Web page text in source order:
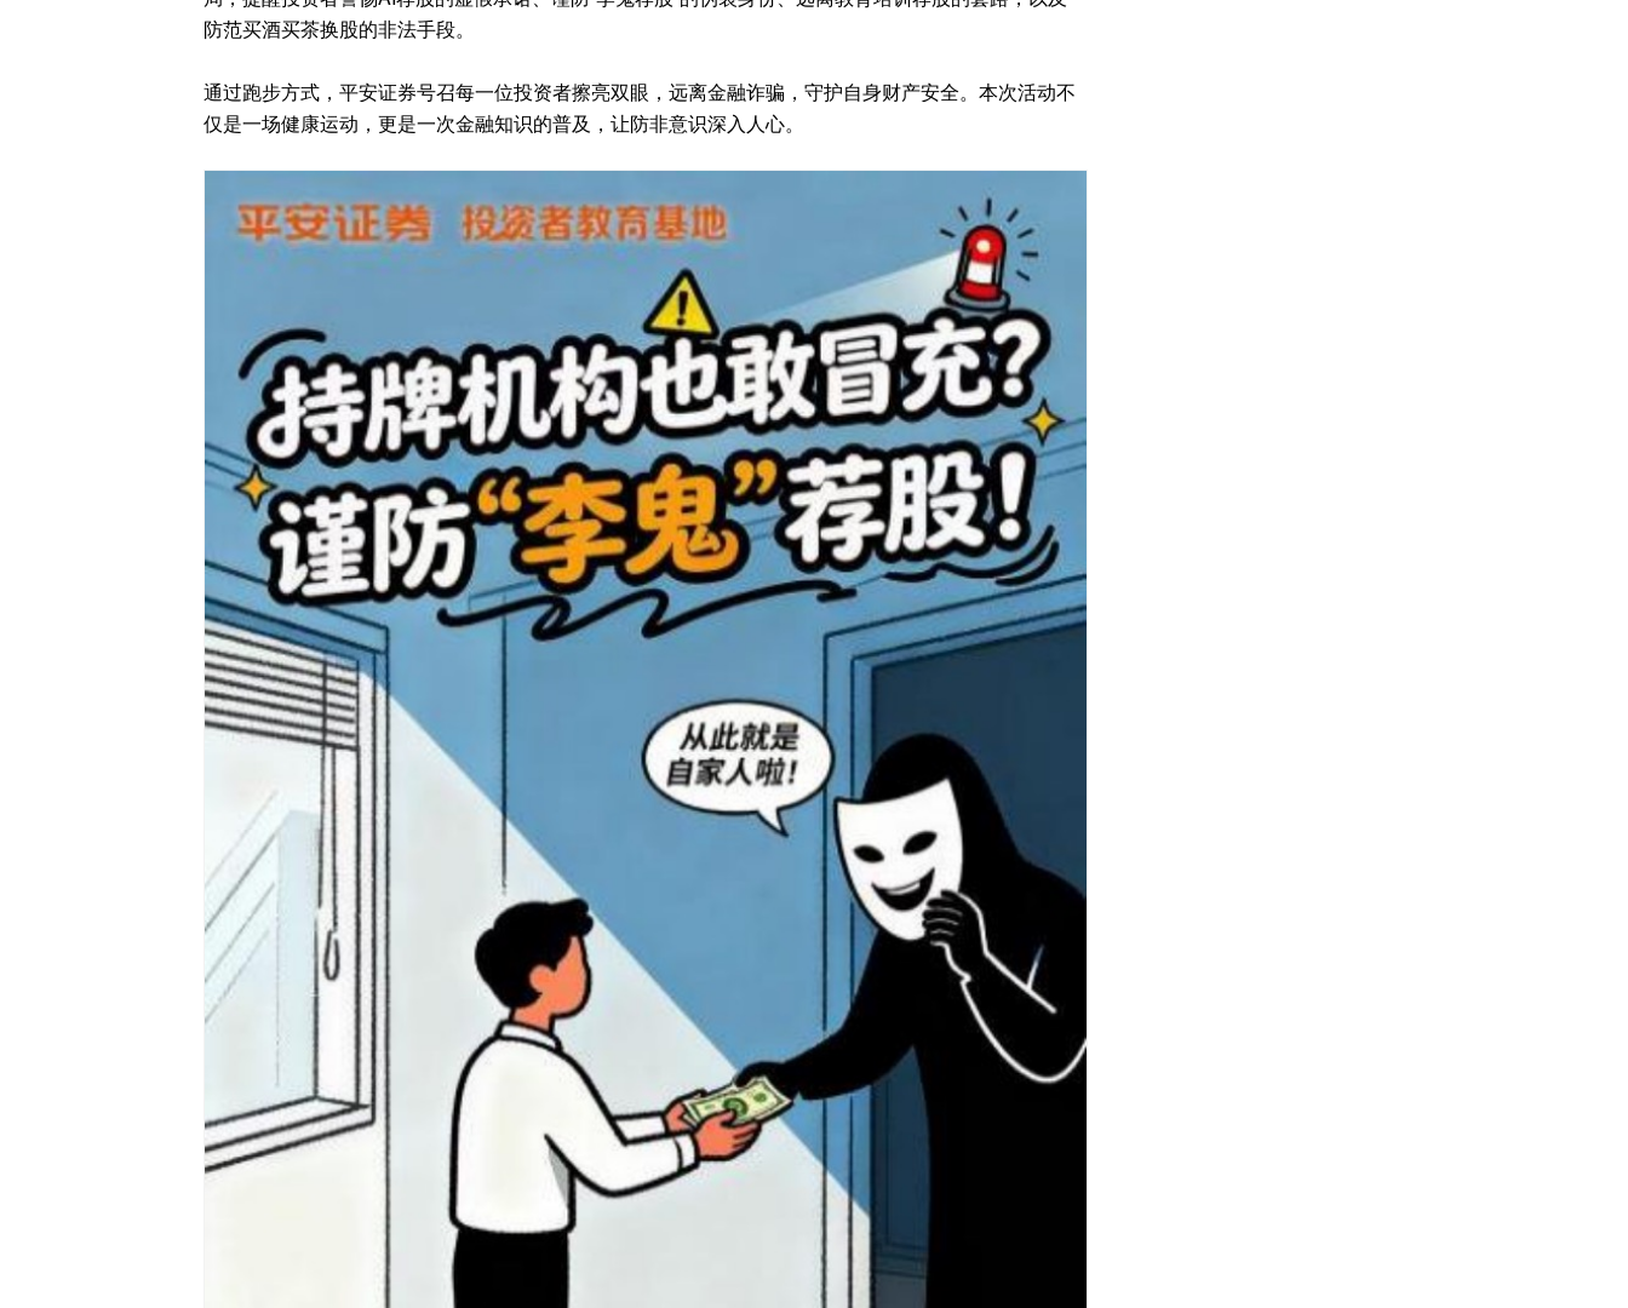
防范买酒买茶换股的非法手段。
通过跑步方式，平安证券号召每一位投资者擦亮双眼，远离金融诈骗，守护自身财产安全。本次活动不
仅是一场健康运动，更是一次金融知识的普及，让防非意识深入人心。